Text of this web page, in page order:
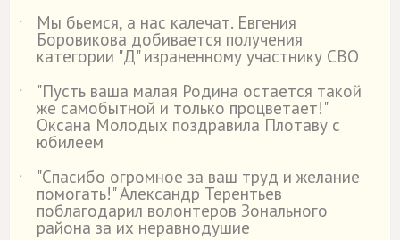
˙
Мы бьемся, а нас калечат. Евгения
Боровикова добивается получения
категории "Д" израненному участнику СВО
˙
"Пусть ваша малая Родина остается такой
же самобытной и только процветает!"
Оксана Молодых поздравила Плотаву с
юбилеем
˙
"Спасибо огромное за ваш труд и желание
помогать!" Александр Терентьев
поблагодарил волонтеров Зонального
района за их неравнодушие